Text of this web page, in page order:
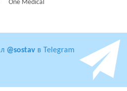
One Medical
@sostav в Telegram